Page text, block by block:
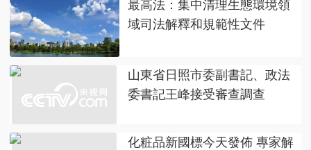
最高法：集中清理生態環境領
域司法解釋和規範性文件
山東省日照市委副書記、政法
委書記王峰接受審查調查
化粧品新國標今天發佈 專家解